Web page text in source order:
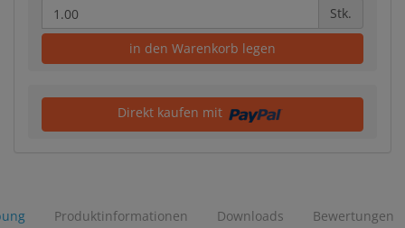
Stk.
in den Warenkorb legen
Direkt kaufen mit
Produktinformationen Downloads Bewertungen